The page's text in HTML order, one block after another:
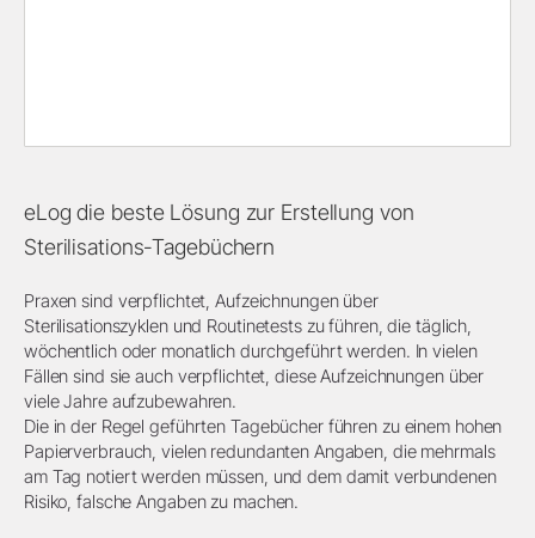
eLog die beste Lösung zur Erstellung von
Sterilisations-Tagebüchern
Praxen sind verpflichtet, Aufzeichnungen über
Sterilisationszyklen und Routinetests zu führen, die täglich,
wöchentlich oder monatlich durchgeführt werden. In vielen
Fällen sind sie auch verpflichtet, diese Aufzeichnungen über
viele Jahre aufzubewahren.
Die in der Regel geführten Tagebücher führen zu einem hohen
Papierverbrauch, vielen redundanten Angaben, die mehrmals
am Tag notiert werden müssen, und dem damit verbundenen
Risiko, falsche Angaben zu machen.